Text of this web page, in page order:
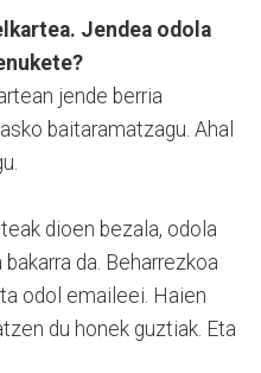
Jendea odola
jende berria
baitaramatzagu. Ahal
dioen bezala, odola
da. Beharrezkoa
odol emaileei. Haien
du honek guztiak. Eta